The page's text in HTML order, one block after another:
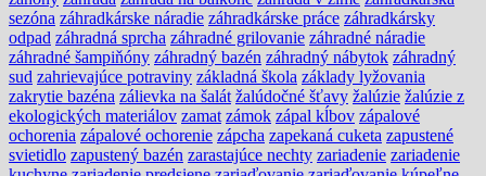
sezóna záhradkárske náradie záhradkárske práce záhradkársky
odpad záhradná sprcha záhradné grilovanie záhradné náradie
záhradné šampiňóny záhradný bazén záhradný nábytok záhradný
sud zahrievajúce potraviny základná škola základy lyžovania
zakrytie bazéna zálievka na šalát žalúdočné šťavy žalúzie žalúzie z
ekologických materiálov zamat zámok zápal kĺbov zápalové
ochorenia zápalové ochorenie zápcha zapekaná cuketa zapustené
svietidlo zapustený bazén zarastajúce nechty zariadenie zariadenie